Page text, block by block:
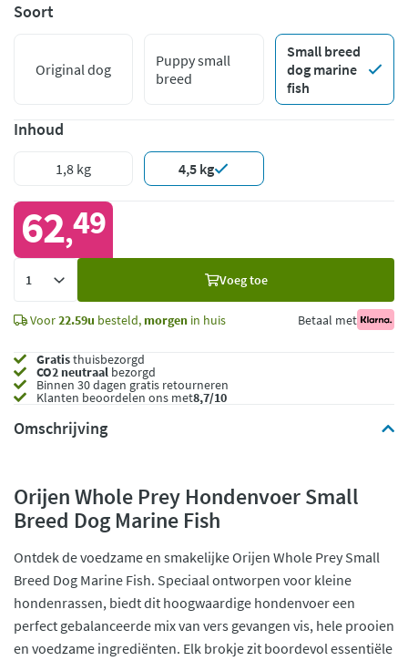
Soort
Original dog
Puppy small
breed
Small breed
dog marine
fish
Inhoud
1,8 kg 4,5 kg
62,49
Voeg toe
Voor22.59u besteld, morgen in huis Betaal met
Gratisthuisbezorgd
CO2 neutraal bezorgd
Binnen 30 dagen gratis retourneren
Klanten beoordelen ons met8,7/10
Omschrijving
Orijen Whole Prey Hondenvoer Small
Breed Dog Marine Fish
Ontdek de voedzame en smakelijke Orijen Whole Prey Small
Breed Dog Marine Fish. Speciaal ontworpen voor kleine
hondenrassen, biedt dit hoogwaardige hondenvoer een
perfect gebalanceerde mix van vers gevangen vis, hele prooien
en voedzame ingrediënten. Elk brokje zit boordevol essentiële